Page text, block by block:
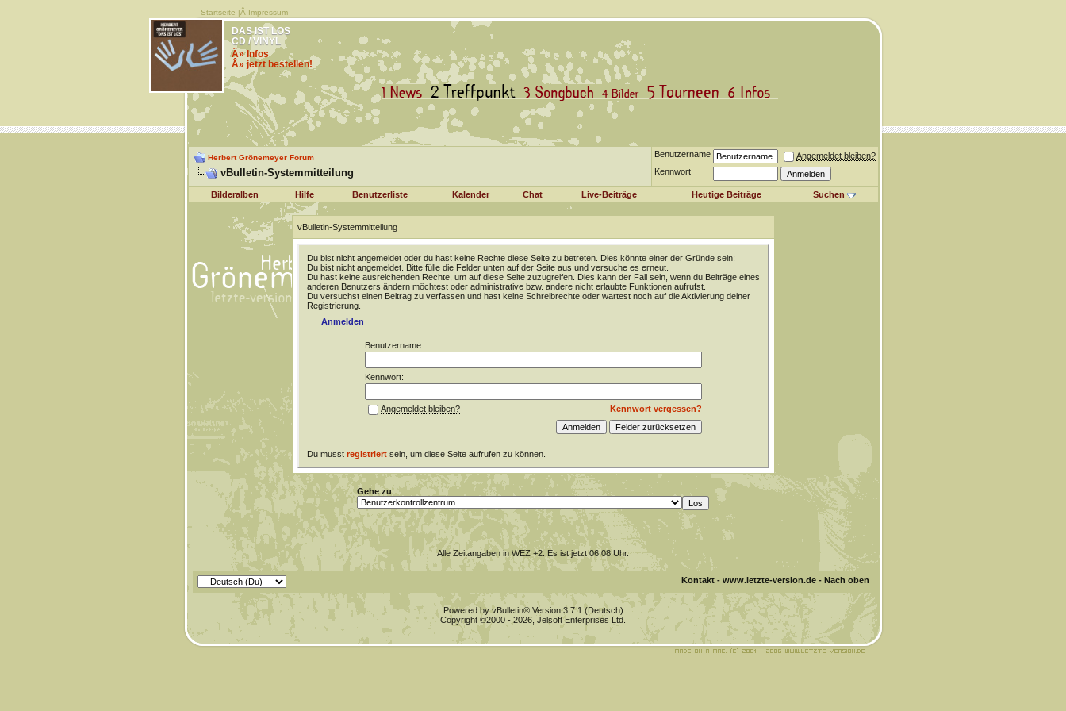
Startseite |Â Impressum
DAS IST LOS
CD / VINYL
Â» Infos
Â» jetzt bestellen!
Herbert Grönemeyer Forum
vBulletin-Systemmitteilung
Benutzername
Angemeldet bleiben?
Kennwort
Bilderalben Hilfe Benutzerliste Kalender Chat Live-Beiträge Heutige Beiträge Suchen
vBulletin-Systemmitteilung
Du bist nicht angemeldet oder du hast keine Rechte diese Seite zu betreten. Dies könnte einer der Gründe sein:
Du bist nicht angemeldet. Bitte fülle die Felder unten auf der Seite aus und versuche es erneut.
Du hast keine ausreichenden Rechte, um auf diese Seite zuzugreifen. Dies kann der Fall sein, wenn du Beiträge eines
anderen Benutzers ändern möchtest oder administrative bzw. andere nicht erlaubte Funktionen aufrufst.
Du versuchst einen Beitrag zu verfassen und hast keine Schreibrechte oder wartest noch auf die Aktivierung deiner
Registrierung.
Anmelden
Benutzername:
Kennwort:
Kennwort vergessen?
Angemeldet bleiben?
Du musst registriertsein, um diese Seite aufrufen zu können.
Gehe zu
Alle Zeitangaben in WEZ +2. Es ist jetzt06:08Uhr.
Kontakt- www.letzte-version.de- Nach oben
Powered by vBulletin® Version 3.7.1 (Deutsch)
Copyright ©2000 - 2026, Jelsoft Enterprises Ltd.